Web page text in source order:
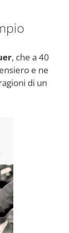
, che a 40
e ne
di un